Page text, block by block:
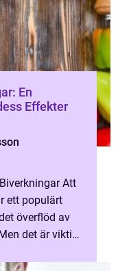
En
Effekter
Att
ett populärt
överflöd av
det är viktigt